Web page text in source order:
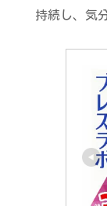
持続し、気